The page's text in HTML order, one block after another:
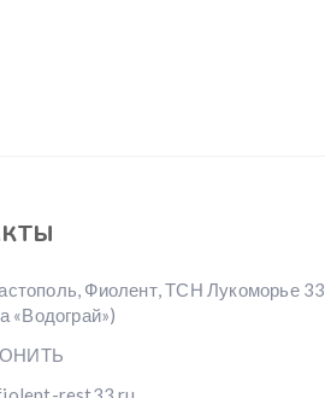
Фиолент, ТСН Лукоморье 33
«Водограй»)